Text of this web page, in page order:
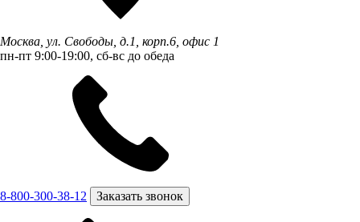
Москва, ул. Свободы, д.1, корп.6, офис 1
пн-пт 9:00-19:00, сб-вс до обеда
8-800-300-38-12 Заказать звонок